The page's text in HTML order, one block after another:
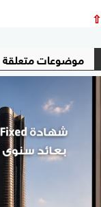
⇧
موضوعات متعلقة